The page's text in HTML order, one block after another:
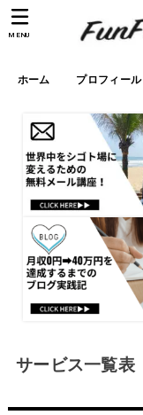
ホーム プロフィール
MENU
サービス一覧表